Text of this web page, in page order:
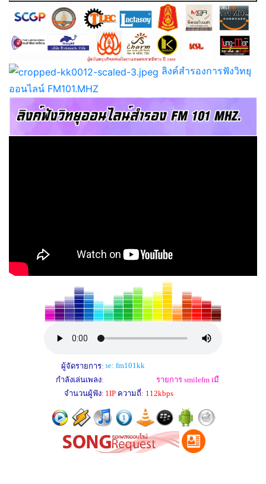
ลิงค์สำรองการฟังวิทยุ
ออนไลน์ FM101.MHZ